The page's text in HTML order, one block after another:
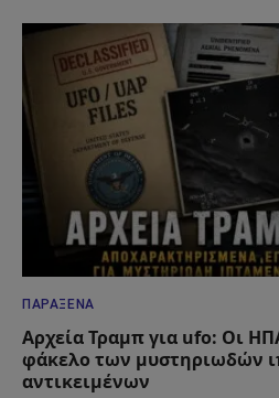
ΠΑΡΆΞΕΝΑ
Αρχεία Τραμπ για ufo: Οι
φάκελο των μυστηριωδών
αντικειμένων